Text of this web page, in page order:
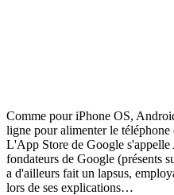
Comme pour iPhone OS,
ligne pour alimenter le téléphone
L'App Store de Google
fondateurs de Google (présents
a d'ailleurs fait un lapsus,
lors de ses explications…